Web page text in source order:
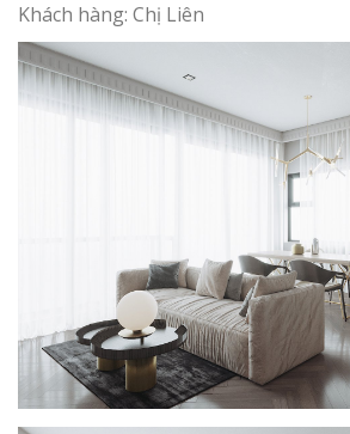
Khách hàng: Chị Liên